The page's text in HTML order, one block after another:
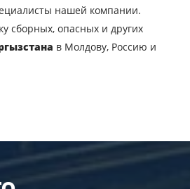
нашей компании.
сборных, опасных и других
в Молдову, Россию и